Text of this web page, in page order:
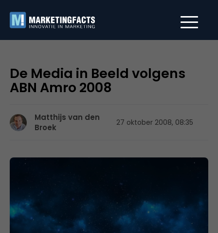
De Media in Beeld volgens
ABN Amro 2008
Matthijs van den
Broek
27 oktober 2008, 08:35